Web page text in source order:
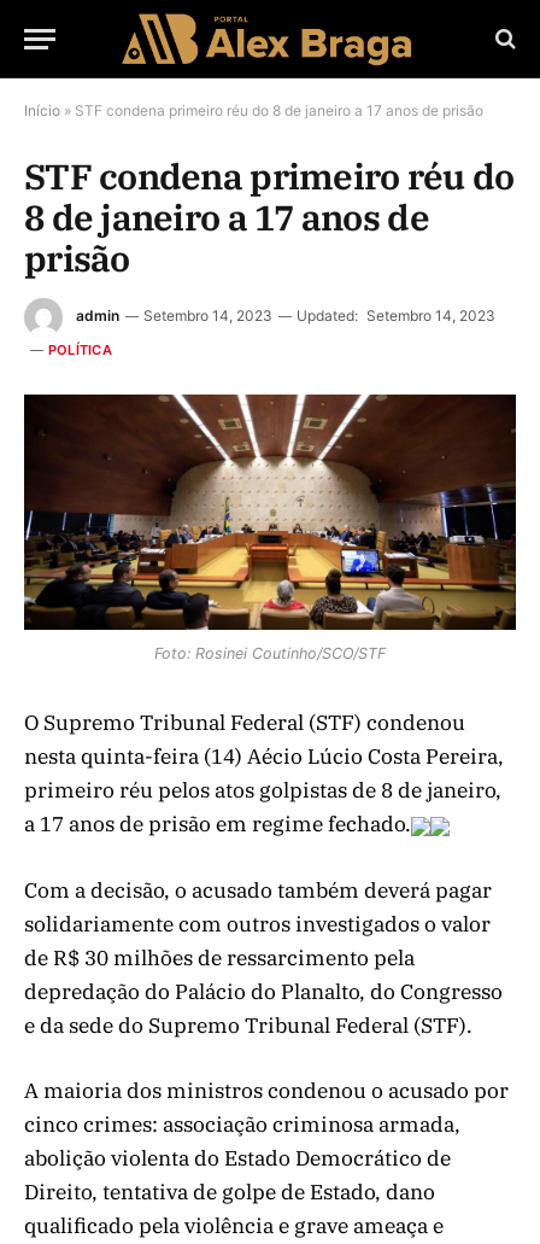
Início » STF condena primeiro réu do 8 de janeiro a 17 anos de prisão
STF condena primeiro réu do
8 de janeiro a 17 anos de
prisão
admin Setembro 14, 2023 Updated: Setembro 14, 2023
POLÍTICA
Foto: Rosinei Coutinho/SCO/STF
O Supremo Tribunal Federal (STF) condenou
nesta quinta-feira (14) Aécio Lúcio Costa Pereira,
primeiro réu pelos atos golpistas de 8 de janeiro,
a 17 anos de prisão em regime fechado.
Com a decisão, o acusado também deverá pagar
solidariamente com outros investigados o valor
de R$ 30 milhões de ressarcimento pela
depredação do Palácio do Planalto, do Congresso
e da sede do Supremo Tribunal Federal (STF).
A maioria dos ministros condenou o acusado por
cinco crimes: associação criminosa armada,
abolição violenta do Estado Democrático de
Direito, tentativa de golpe de Estado, dano
qualificado pela violência e grave ameaça e